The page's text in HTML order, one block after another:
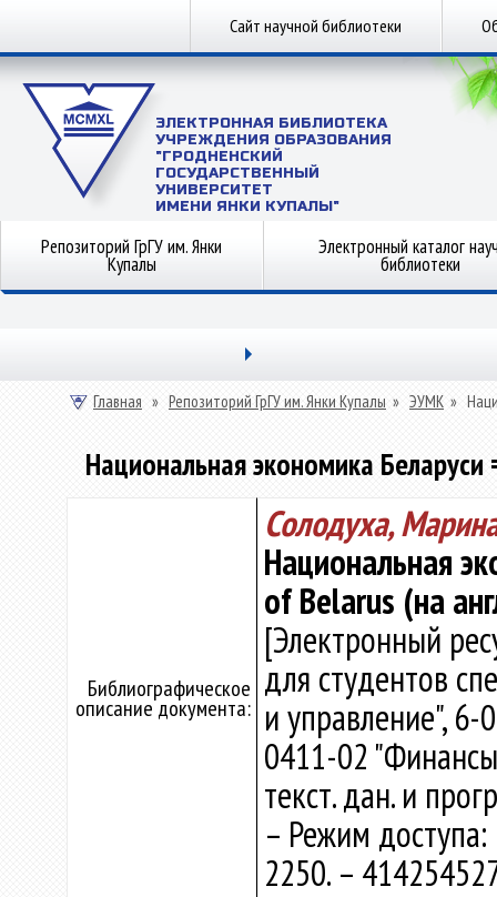
Сайт научной библиотеки
ЭЛЕКТРОННАЯ БИБЛИОТЕКА
УЧРЕЖДЕНИЯ ОБРАЗОВАНИЯ
"ГРОДНЕНСКИЙ
ГОСУДАРСТВЕННЫЙ
УНИВЕРСИТЕТ
ИМЕНИ ЯНКИ КУПАЛЫ"
Репозиторий ГрГУ им. Янки
Купалы
Электронный каталог
библиотеки
Главная » Репозиторий ГрГУ им. Янки Купалы » ЭУМК »
Национальная экономика
Библиографическое
описание документа:
Солодуха,
Национальная
of Belarus (на
[Электронный
для студентов
и управление",
0411-02
текст. дан. и
– Режим
2250. –